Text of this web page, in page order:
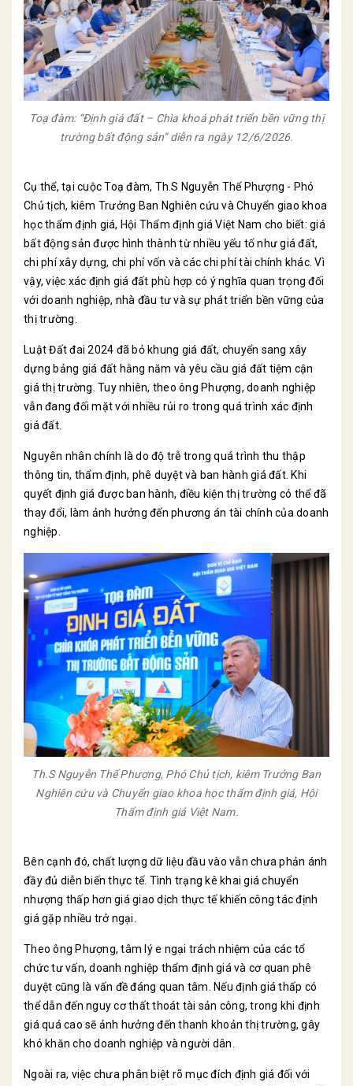
Toạ đàm: “Định giá đất – Chìa khoá phát triển bền vững thị
trường bất động sản” diễn ra ngày 12/6/2026.
Cụ thể, tại cuộc Toạ đàm, Th.S Nguyễn Thế Phượng - Phó
Chủ tịch, kiêm Trưởng Ban Nghiên cứu và Chuyển giao khoa
học thẩm định giá, Hội Thẩm định giá Việt Nam cho biết: giá
bất động sản được hình thành từ nhiều yếu tố như giá đất,
chi phí xây dựng, chi phí vốn và các chi phí tài chính khác. Vì
vậy, việc xác định giá đất phù hợp có ý nghĩa quan trọng đối
với doanh nghiệp, nhà đầu tư và sự phát triển bền vững của
thị trường.
Luật Đất đai 2024 đã bỏ khung giá đất, chuyển sang xây
dựng bảng giá đất hằng năm và yêu cầu giá đất tiệm cận
giá thị trường. Tuy nhiên, theo ông Phượng, doanh nghiệp
vẫn đang đối mặt với nhiều rủi ro trong quá trình xác định
giá đất.
Nguyên nhân chính là do độ trễ trong quá trình thu thập
thông tin, thẩm định, phê duyệt và ban hành giá đất. Khi
quyết định giá được ban hành, điều kiện thị trường có thể đã
thay đổi, làm ảnh hưởng đến phương án tài chính của doanh
nghiệp.
Th.S Nguyễn Thế Phượng, Phó Chủ tịch, kiêm Trưởng Ban
Nghiên cứu và Chuyển giao khoa học thẩm định giá, Hội
Thẩm định giá Việt Nam.
Bên cạnh đó, chất lượng dữ liệu đầu vào vẫn chưa phản ánh
đầy đủ diễn biến thực tế. Tình trạng kê khai giá chuyển
nhượng thấp hơn giá giao dịch thực tế khiến công tác định
giá gặp nhiều trở ngại.
Theo ông Phượng, tâm lý e ngại trách nhiệm của các tổ
chức tư vấn, doanh nghiệp thẩm định giá và cơ quan phê
duyệt cũng là vấn đề đáng quan tâm. Nếu định giá thấp có
thể dẫn đến nguy cơ thất thoát tài sản công, trong khi định
giá quá cao sẽ ảnh hưởng đến thanh khoản thị trường, gây
khó khăn cho doanh nghiệp và người dân.
Ngoài ra, việc chưa phân biệt rõ mục đích định giá đối với